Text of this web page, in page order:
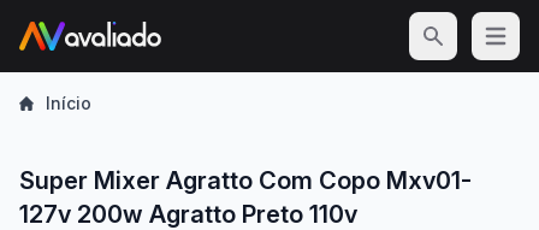
Open
Início
Super Mixer Agratto Com Copo Mxv01-
127v 200w Agratto Preto 110v